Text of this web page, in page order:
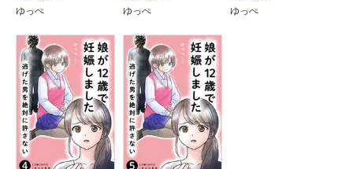
ゆっぺ
ゆっぺ
ゆっぺ